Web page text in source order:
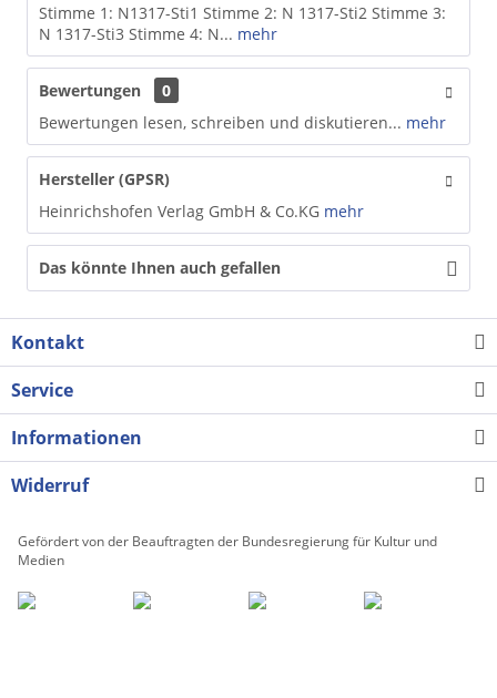
Stimme 1: N1317-Sti1 Stimme 2: N 1317-Sti2 Stimme 3:
N 1317-Sti3 Stimme 4: N... mehr
Bewertungen
0
Bewertungen lesen, schreiben und diskutieren... mehr
Hersteller (GPSR)
Heinrichshofen Verlag GmbH & Co.KG mehr
Das könnte Ihnen auch gefallen
Kontakt
Service
Informationen
Widerruf
Gefördert von der Beauftragten der Bundesregierung für Kultur und
Medien